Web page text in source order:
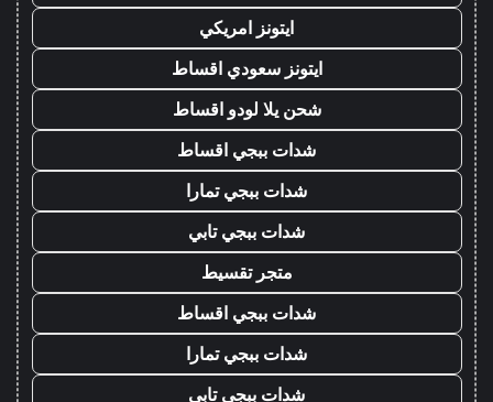
ايتونز امريكي
ايتونز سعودي اقساط
شحن يلا لودو اقساط
شدات ببجي اقساط
شدات ببجي تمارا
شدات ببجي تابي
متجر تقسيط
شدات ببجي اقساط
شدات ببجي تمارا
شدات ببجي تابي